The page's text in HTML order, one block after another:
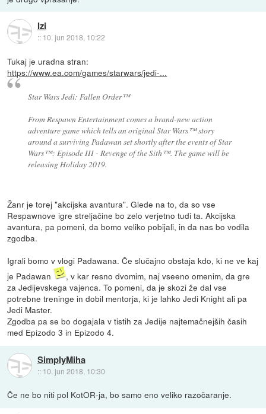
Izi
:: 10. jun 2018, 10:22
Tukaj je uradna stran:
https://www.ea.com/games/starwars/jedi-...
Star Wars Jedi: Fallen Order™
From Respawn Entertainment comes a brand-new action
adventure game which tells an original Star Wars™ story
around a surviving Padawan set shortly after the events of Star
Wars™: Episode III - Revenge of the Sith™. The game will be
releasing Holiday 2019.
Žanr je torej "akcijska avantura". Glede na to, da so vse
Respawnove igre streljačine bo zelo verjetno tudi ta. Akcijska
avantura, pa pomeni, da bomo veliko pobijali, in da nas bo vodila
zgodba.
Igrali bomo v vlogi Padawana. Če slučajno obstaja kdo, ki ne ve kaj
je Padawan
, v kar resno dvomim, naj vseeno omenim, da gre
za Jedijevskega vajenca. To pomeni, da je skozi že dal vse
potrebne treninge in dobil mentorja, ki je lahko Jedi Knight ali pa
Jedi Master.
Zgodba pa se bo dogajala v tistih za Jedije najtemačnejših časih
med Epizodo 3 in Epizodo 4.
SimplyMiha
:: 10. jun 2018, 10:30
Če ne bo niti pol KotOR-ja, bo samo eno veliko razočaranje.